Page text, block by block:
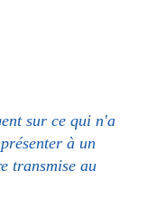
sur ce qui n'a
à un
transmise au